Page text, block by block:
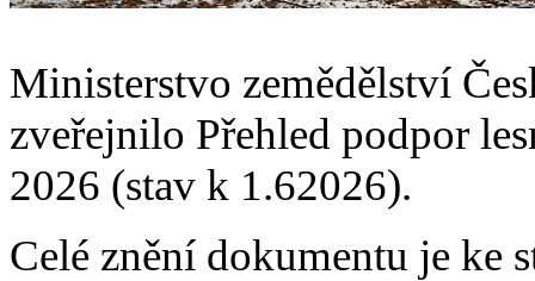
Ministerstvo zemědělství
zveřejnilo Přehled podpor
2026 (stav k 1.62026).
Celé znění dokumentu je ke